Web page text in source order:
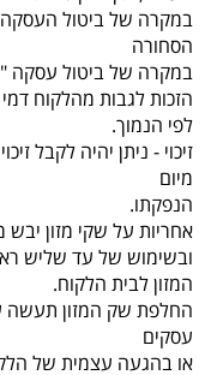
במקרה של ביטול העסקה,
הסחורה
במקרה של ביטול עסקה
לפי הנמוך.
מיום
הנפקתו.
אחריות על שקי מזון
ובשימוש של עד שליש ראשון של
המזון לבית הלקוח.
עסקים